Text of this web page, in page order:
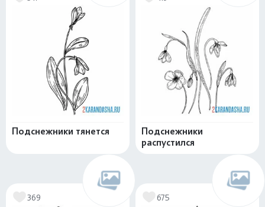
Подснежники тянется
Подснежники
распустился
369 675